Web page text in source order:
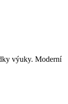
výuky. Moderní